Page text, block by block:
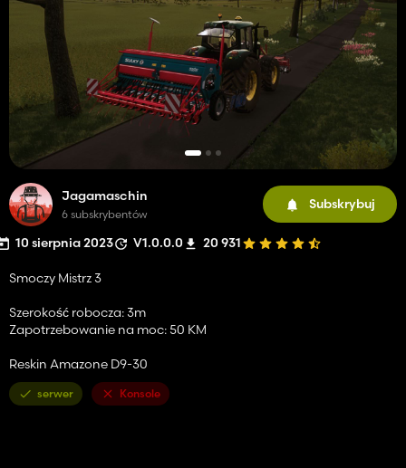
Jagamaschin
6 subskrybentów
Subskrybuj
10 sierpnia 2023 V1.0.0.0 20 931
Smoczy Mistrz 3
Szerokość robocza: 3m
Zapotrzebowanie na moc: 50 KM
Reskin Amazone D9-30
serwer Konsole